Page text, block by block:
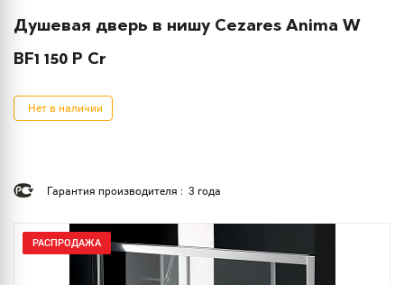
Душевая дверь в нишу Cezares Anima W
BF1 150 P Cr
Нет в наличии
Гарантия производителя : 3 года
РАСПРОДАЖА